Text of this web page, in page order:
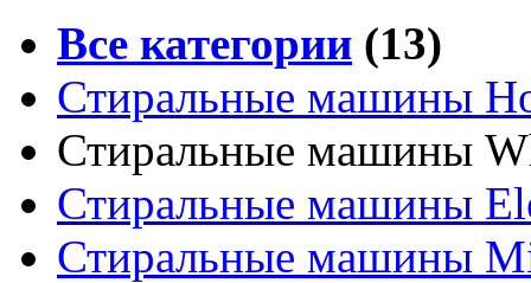
Все категории (13)
Стиральные машины
Стиральные машины
Стиральные машины
Стиральные машины